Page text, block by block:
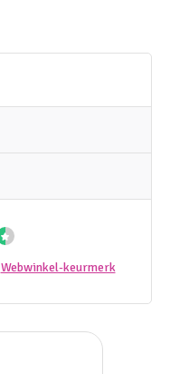
Webwinkel-keurmerk